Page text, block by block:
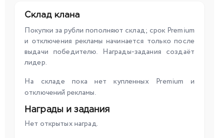
Склад клана
Покупки за рубли пополняют склад; срок Premium
и отключения рекламы начинается только после
выдачи победителю. Награды-задания создаёт
лидер.
На складе пока нет купленных Premium и
отключений рекламы.
Награды и задания
Нет открытых наград.